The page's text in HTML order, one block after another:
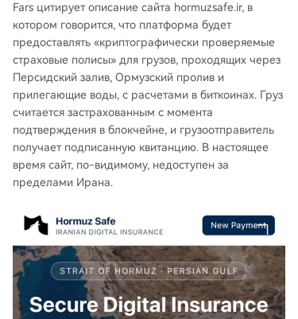
Fars цитирует описание сайта hormuzsafe.ir, в
котором говорится, что платформа будет
предоставлять «криптографически проверяемые
страховые полисы» для грузов, проходящих через
Персидский залив, Ормузский пролив и
прилегающие воды, с расчетами в биткоинах. Груз
считается застрахованным с момента
подтверждения в блокчейне, и грузоотправитель
получает подписанную квитанцию. В настоящее
время сайт, по-видимому, недоступен за
пределами Ирана.